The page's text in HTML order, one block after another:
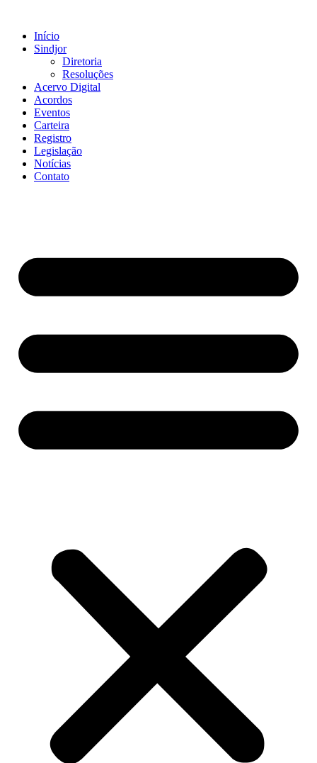
conteúdo
Início
Sindjor
Diretoria
Resoluções
Acervo Digital
Acordos
Eventos
Carteira
Registro
Legislação
Notícias
Contato